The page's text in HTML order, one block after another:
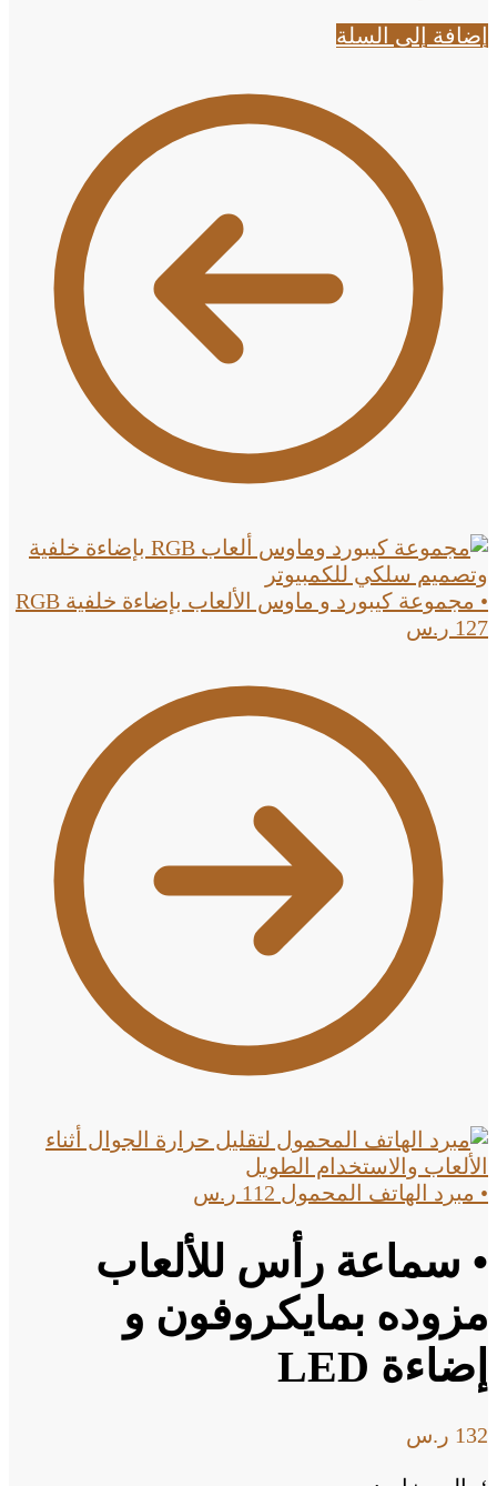
إضافة إلى السلة
• مجموعة كيبورد و ماوس الألعاب بإضاءة خلفية RGB
127 ر.س
• مبرد الهاتف المحمول 112 ر.س
• سماعة رأس للألعاب
مزوده بمايكروفون و
إضاءة LED
132 ر.س